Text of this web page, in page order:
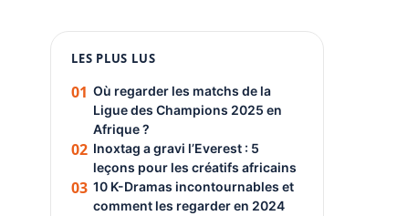
PUBLICITÉ
LES PLUS LUS
01 Où regarder les matchs de la
Ligue des Champions 2025 en
Afrique ?
02 Inoxtag a gravi l’Everest : 5
leçons pour les créatifs africains
03 10 K-Dramas incontournables et
comment les regarder en 2024